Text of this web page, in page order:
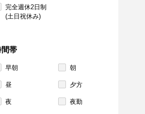
完全週休2日制
(土日祝休み)
間帯
早朝 朝
昼 夕方
夜 夜勤